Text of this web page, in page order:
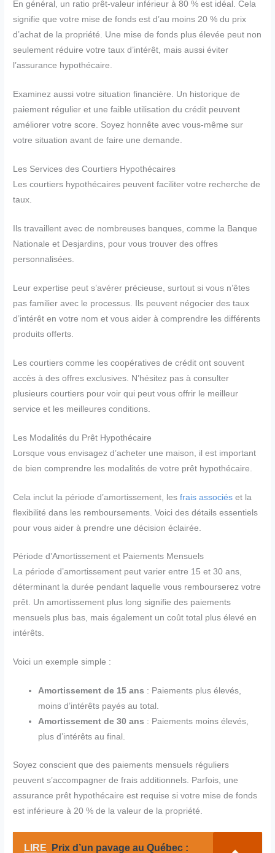
En général, un ratio prêt-valeur inférieur à 80 % est idéal. Cela
signifie que votre mise de fonds est d’au moins 20 % du prix
d’achat de la propriété. Une mise de fonds plus élevée peut non
seulement réduire votre taux d’intérêt, mais aussi éviter
l’assurance hypothécaire.
Examinez aussi votre situation financière. Un historique de
paiement régulier et une faible utilisation du crédit peuvent
améliorer votre score. Soyez honnête avec vous-même sur
votre situation avant de faire une demande.
Les Services des Courtiers Hypothécaires
Les courtiers hypothécaires peuvent faciliter votre recherche de
taux.
Ils travaillent avec de nombreuses banques, comme la Banque
Nationale et Desjardins, pour vous trouver des offres
personnalisées.
Leur expertise peut s’avérer précieuse, surtout si vous n’êtes
pas familier avec le processus. Ils peuvent négocier des taux
d’intérêt en votre nom et vous aider à comprendre les différents
produits offerts.
Les courtiers comme les coopératives de crédit ont souvent
accès à des offres exclusives. N’hésitez pas à consulter
plusieurs courtiers pour voir qui peut vous offrir le meilleur
service et les meilleures conditions.
Les Modalités du Prêt Hypothécaire
Lorsque vous envisagez d’acheter une maison, il est important
de bien comprendre les modalités de votre prêt hypothécaire.
Cela inclut la période d’amortissement, lesfrais associés et la
flexibilité dans les remboursements. Voici des détails essentiels
pour vous aider à prendre une décision éclairée.
Période d’Amortissement et Paiements Mensuels
La période d’amortissement peut varier entre 15 et 30 ans,
déterminant la durée pendant laquelle vous rembourserez votre
prêt. Un amortissement plus long signifie des paiements
mensuels plus bas, mais également un coût total plus élevé en
intérêts.
Voici un exemple simple :
Amortissement de 15 ans : Paiements plus élevés,
moins d’intérêts payés au total.
Amortissement de 30 ans : Paiements moins élevés,
plus d’intérêts au final.
Soyez conscient que des paiements mensuels réguliers
peuvent s’accompagner de frais additionnels. Parfois, une
assurance prêt hypothécaire est requise si votre mise de fonds
est inférieure à 20 % de la valeur de la propriété.
LIRE
Prix d’un pavage au Québec :